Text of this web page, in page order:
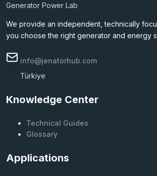
Generator Power Lab
We provide an independent, technically
you choose the right generator and energy
info@jenatorhub.com
Türkiye
Knowledge Center
Technical Guides
Glossary
Applications